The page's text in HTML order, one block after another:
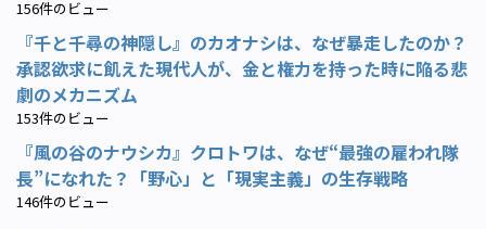
156件のビュー
『千と千尋の神隠し』のカオナシは、なぜ暴走したのか？
承認欲求に飢えた現代人が、金と権力を持った時に陥る悲
劇のメカニズム
153件のビュー
『風の谷のナウシカ』クロトワは、なぜ“最強の雇われ隊
長”になれた？「野心」と「現実主義」の生存戦略
146件のビュー